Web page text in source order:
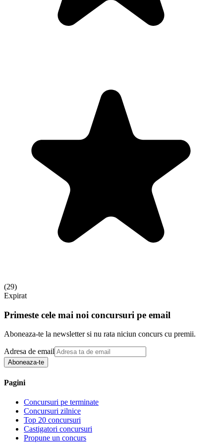
(29)
Expirat
Primeste cele mai noi concursuri pe email
Aboneaza-te la newsletter si nu rata niciun concurs cu premii.
Adresa de email
Aboneaza-te
Pagini
Concursuri pe terminate
Concursuri zilnice
Top 20 concursuri
Castigatori concursuri
Propune un concurs